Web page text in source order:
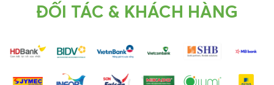
ĐỐI TÁC & KHÁCH HÀNG